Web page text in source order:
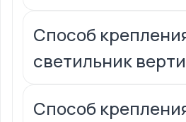
Способ
светильник
Способ